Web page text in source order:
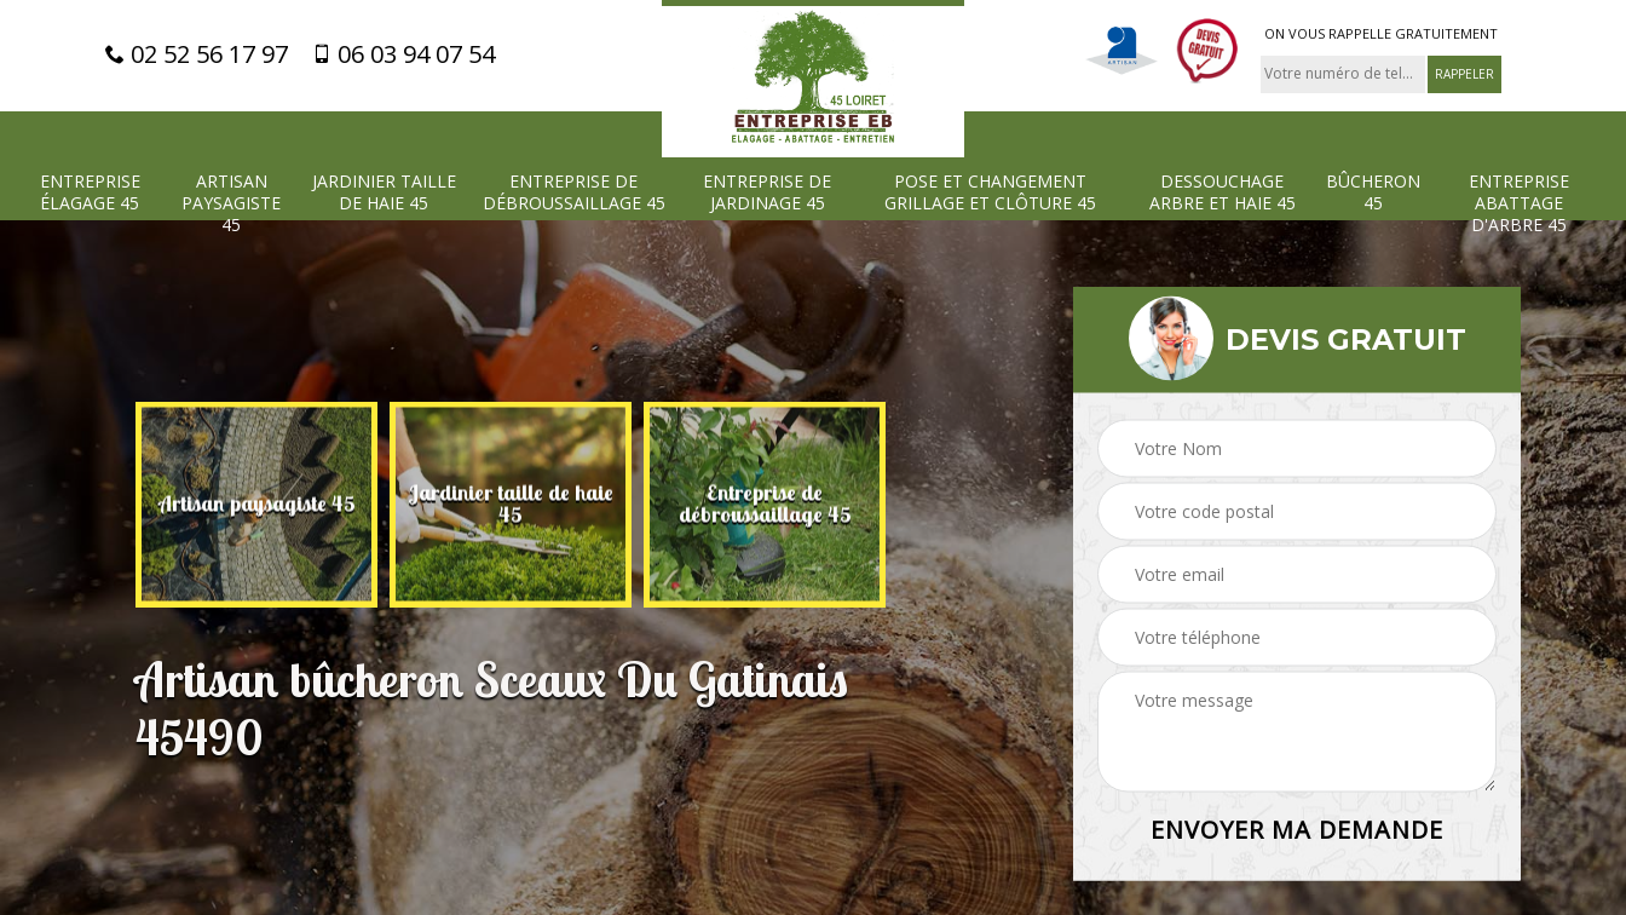
02 52 56 17 97 06 03 94 07 54
ON VOUS RAPPELLE GRATUITEMENT
ENTREPRISE
ÉLAGAGE 45
ARTISAN
PAYSAGISTE
45
JARDINIER TAILLE
DE HAIE 45
ENTREPRISE DE
DÉBROUSSAILLAGE 45
ENTREPRISE DE
JARDINAGE 45
POSE ET CHANGEMENT
GRILLAGE ET CLÔTURE 45
DESSOUCHAGE
ARBRE ET HAIE 45
BÛCHERON
45
ENTREPRISE
ABATTAGE
D'ARBRE 45
Artisan paysagiste 45 Jardinier taille de haie
45
Entreprise de
débroussaillage 45
Entreprise de
jardinage 45
Pose et changement
grillage et clôture 45
Dessouchage arbre et
haie 45
Artisan bûcheron Sceaux Du Gatinais
45490
DEVIS GRATUIT